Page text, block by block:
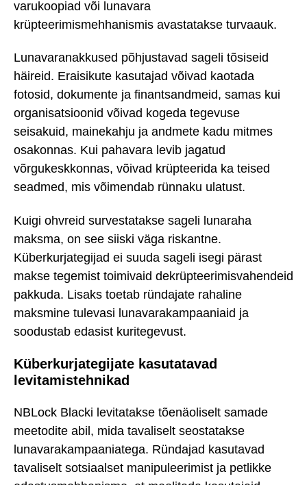
varukoopiad või lunavara
krüpteerimismehhanismis avastatakse turvaauk.
Lunavaranakkused põhjustavad sageli tõsiseid
häireid. Eraisikute kasutajad võivad kaotada
fotosid, dokumente ja finantsandmeid, samas kui
organisatsioonid võivad kogeda tegevuse
seisakuid, mainekahju ja andmete kadu mitmes
osakonnas. Kui pahavara levib jagatud
võrgukeskkonnas, võivad krüpteerida ka teised
seadmed, mis võimendab rünnaku ulatust.
Kuigi ohvreid survestatakse sageli lunaraha
maksma, on see siiski väga riskantne.
Küberkurjategijad ei suuda sageli isegi pärast
makse tegemist toimivaid dekrüpteerimisvahendeid
pakkuda. Lisaks toetab ründajate rahaline
maksmine tulevasi lunavarakampaaniaid ja
soodustab edasist kuritegevust.
Küberkurjategijate kasutatavad
levitamistehnikad
NBLock Blacki levitatakse tõenäoliselt samade
meetodite abil, mida tavaliselt seostatakse
lunavarakampaaniatega. Ründajad kasutavad
tavaliselt sotsiaalset manipuleerimist ja petlikke